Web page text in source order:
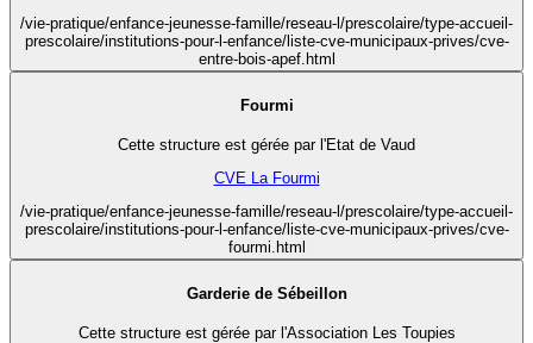
/vie-pratique/enfance-jeunesse-famille/reseau-l/prescolaire/type-accueil-
prescolaire/institutions-pour-l-enfance/liste-cve-municipaux-prives/cve-
entre-bois-apef.html
Fourmi
Cette structure est gérée par l'Etat de Vaud
CVE La Fourmi
/vie-pratique/enfance-jeunesse-famille/reseau-l/prescolaire/type-accueil-
prescolaire/institutions-pour-l-enfance/liste-cve-municipaux-prives/cve-
fourmi.html
Garderie de Sébeillon
Cette structure est gérée par l'Association Les Toupies